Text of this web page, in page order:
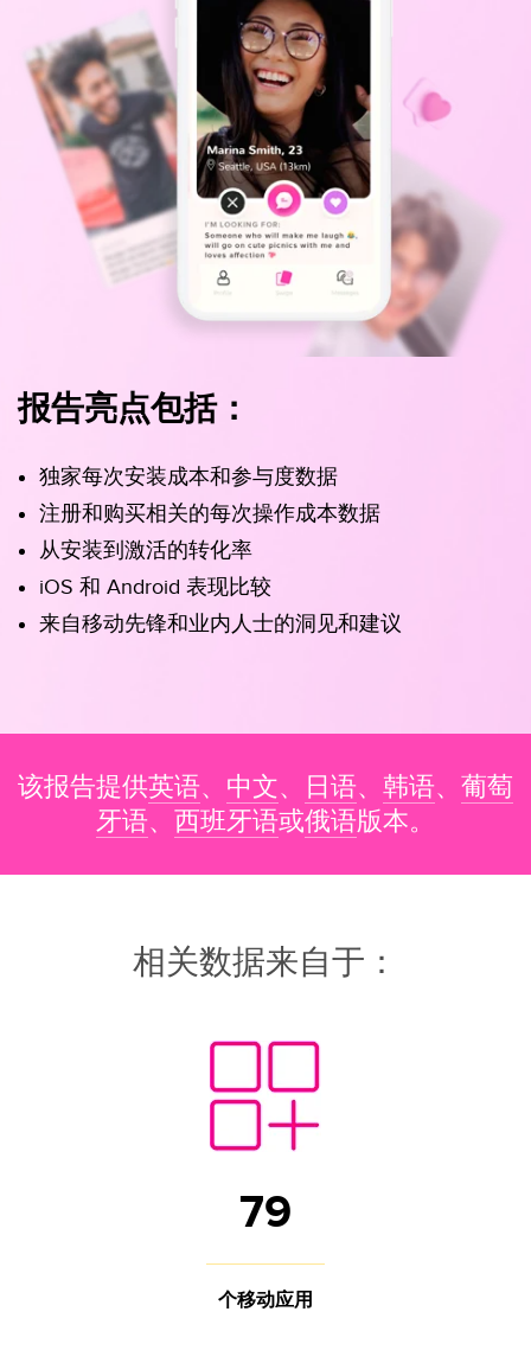
报告亮点包括：
独家每次安装成本和参与度数据
注册和购买相关的每次操作成本数据
从安装到激活的转化率
iOS 和 Android 表现比较
来自移动先锋和业内人士的洞见和建议
该报告提供英语、 中文、 日语、 韩语、 葡萄
牙语、 西班牙语或俄语版本。
相关数据来自于：
79
个移动应用